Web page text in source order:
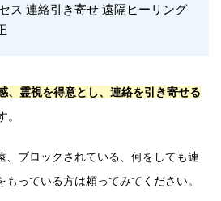
ス 連絡引き寄せ 遠隔ヒーリング
、霊視を得意とし、連絡を引き寄せる
。
、ブロックされている、何をしても連
っている方は頼ってみてください。